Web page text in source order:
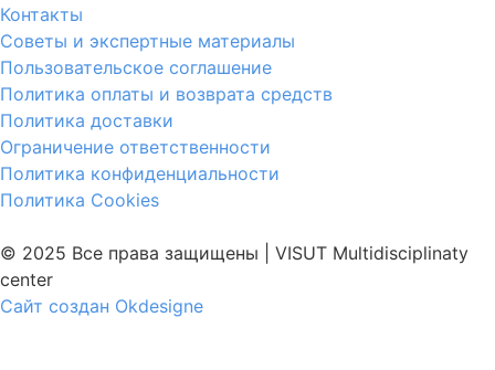
Контакты
Советы и экспертные материалы
Пользовательское соглашение
Политика оплаты и возврата средств
Политика доставки
Ограничение ответственности
Политика конфиденциальности
Политика Cookies
© 2025 Все права защищены | VISUT Multidisciplinaty
center
Сайт создан Okdesigne